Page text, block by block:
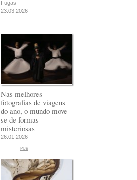
Fugas
23.03.2026
Nas melhores
fotografias de viagens
do ano, o mundo move-
se de formas
misteriosas
26.01.2026
PUB
PUB
PUB